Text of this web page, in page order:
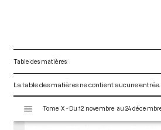
Table des matières
La table des matières ne contient aucune entrée.
s
Tome X - Du 12 novembre au 24